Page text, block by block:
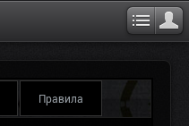
Правила